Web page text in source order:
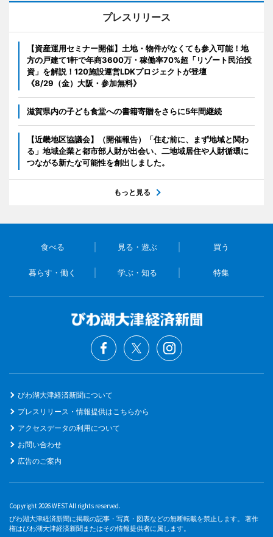
プレスリリース
【資産運用セミナー開催】土地・物件がなくても参入可能！地
方の戸建て1軒で年商3600万・稼働率70%超「リゾート民泊投
資」を解説！120施設運営LDKプロジェクトが登壇
《8/29（金）大阪・参加無料》
滋賀県内の子ども食堂への書籍寄贈をさらに5年間継続
【近畿地区協議会】（開催報告）「住む前に、まず地域と関わ
る」地域企業と都市部人財が出会い、二地域居住や人財循環に
つながる新たな可能性を創出しました。
もっと見る
食べる 見る・遊ぶ 買う
暮らす・働く 学ぶ・知る 特集
びわ湖大津経済新聞について
プレスリリース・情報提供はこちらから
アクセスデータの利用について
お問い合わせ
広告のご案内
Copyright 2026 WEST All rights reserved.
びわ湖大津経済新聞に掲載の記事・写真・図表などの無断転載を禁止します。 著作
権はびわ湖大津経済新聞またはその情報提供者に属します。